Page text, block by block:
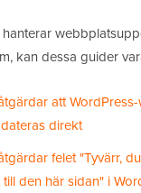
kan dessa guider
att
direkt
felet "Tyvärr,
den här sidan" i